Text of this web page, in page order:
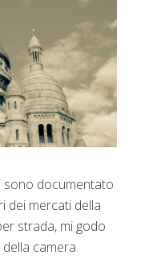
sono documentato
dei mercati della
strada, mi godo
camera.